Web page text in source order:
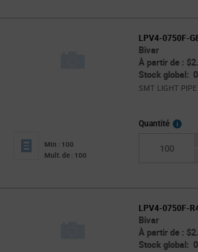
LPV4-0750F-
Bivar
À partir de :
Stock global: 0
SMT LIGHT PIPE
Min : 100
Mult. de : 100
Quantité
More
LPV4-0750F-
Bivar
À partir de :
Stock global: 0